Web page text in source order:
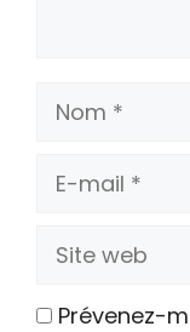
Nom
E-
Site
Prévenez-